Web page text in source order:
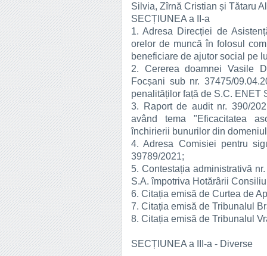
Silvia, Zîrnă Cristian și Tătaru
SECȚIUNEA a II-a
1. Adresa Direcției de
orelor de muncă în folosul
beneficiare de ajutor social pe
2. Cererea doamnei Vasile
Focșani sub nr. 37475/
penalităților față de S.C. ENET
3. Raport de audit nr. 390/
având tema "Eficacitatea
închirierii bunurilor din
4. Adresa Comisiei pentru
39789/2021;
5. Contestația administrativă
S.A. împotriva Hotărârii
6. Citația emisă de Curtea de
7. Citația emisă de Tribunalul
8. Citația emisă de Tribunalul
SECȚIUNEA a III-a - Diverse